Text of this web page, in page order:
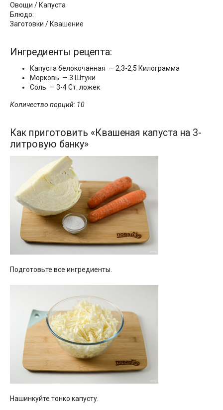
Овощи / Капуста
Блюдо:
Заготовки / Квашение
Ингредиенты рецепта:
Капуста белокочанная — 2,3-2,5 Килограмма
Морковь — 3 Штуки
Соль — 3-4 Ст. ложек
Количество порций: 10
Как приготовить «Квашеная капуста на 3-
литровую банку»
Подготовьте все ингредиенты.
Нашинкуйте тонко капусту.